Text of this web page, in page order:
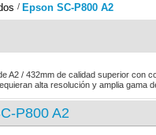
Epson SC-P800 A2
A2 / 432mm de calidad superior con
alta resolución y amplia gama
P800 A2